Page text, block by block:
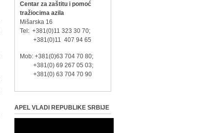
Centar za zaštitu i pomoć
tražiocima azila
Mišarska 16
Tel: +381(0)11 323 30 70;
+381(0)11 407 94 65
Mob: +381(0)63 704 70 80;
+381(0) 69 267 05 03;
+381(0) 63 704 70 90
APEL VLADI REPUBLIKE SRBIJE